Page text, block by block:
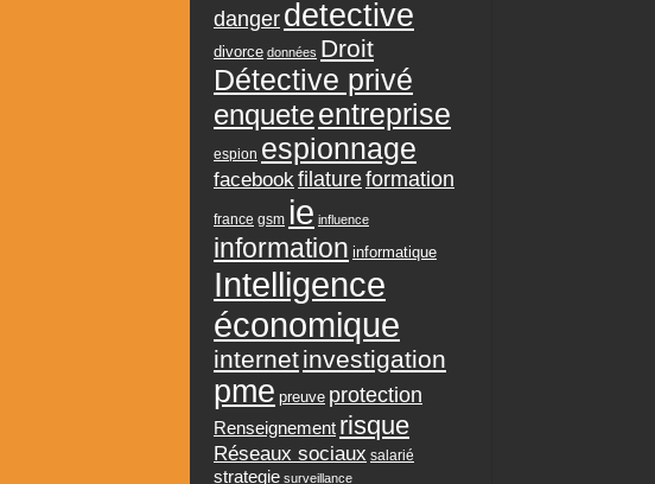
danger detective
divorce données Droit
Détective privé
enqueteentreprise
espion espionnage
facebookfilatureformation
france gsm ie influence
information informatique
Intelligence
économique
internetinvestigation
pme preuve protection
Renseignement risque
Réseaux sociaux salarié
strategie surveillance